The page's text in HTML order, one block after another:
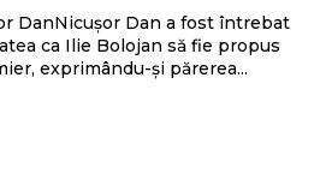
DanNicușor Dan a fost întrebat
ca Ilie Bolojan să fie propus
exprimându-și părerea...